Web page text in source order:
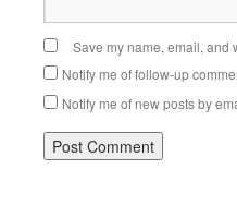
Save my name, email, and
Notify me of follow-up
Notify me of new posts by